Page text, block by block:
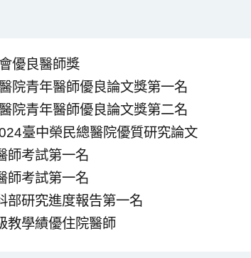
優良醫師獎
院青年醫師優良論文獎第一名
院青年醫師優良論文獎第二名
臺中榮民總醫院優質研究論文
師考試第一名
師考試第一名
部研究進度報告第一名
教學績優住院醫師